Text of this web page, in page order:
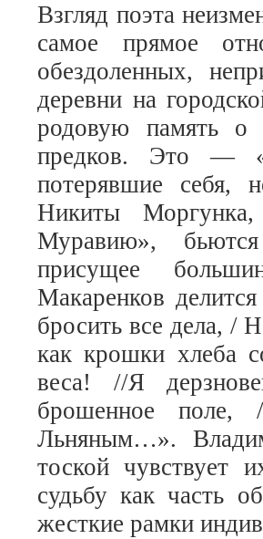
Взгляд поэта
самое прямое
обездоленных,
деревни на
родовую память о
предков. Это —
потерявшие себя,
Никиты
Муравию»,
присущее
Макаренков
бросить все дела, /
как крошки хлеба
веса! //Я
брошенное
Льняным…».
тоской
судьбу как часть
жесткие рамки